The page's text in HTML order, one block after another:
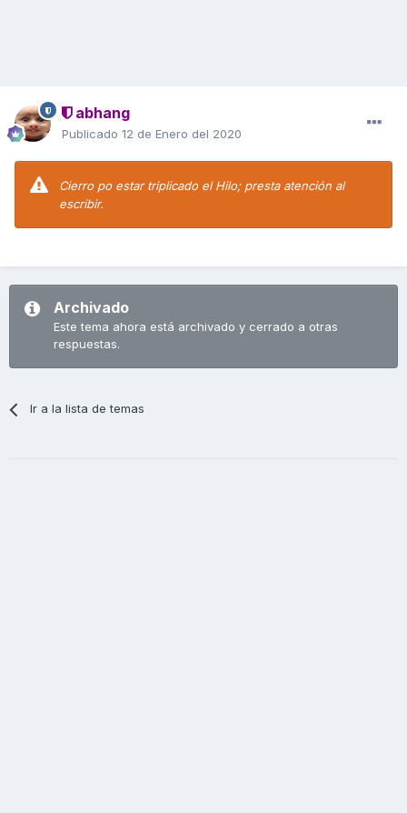
abhang
Publicado 12 de Enero del 2020
Cierro po estar triplicado el Hilo; presta atención al
escribir.
Archivado
Este tema ahora está archivado y cerrado a otras
respuestas.
Ir a la lista de temas